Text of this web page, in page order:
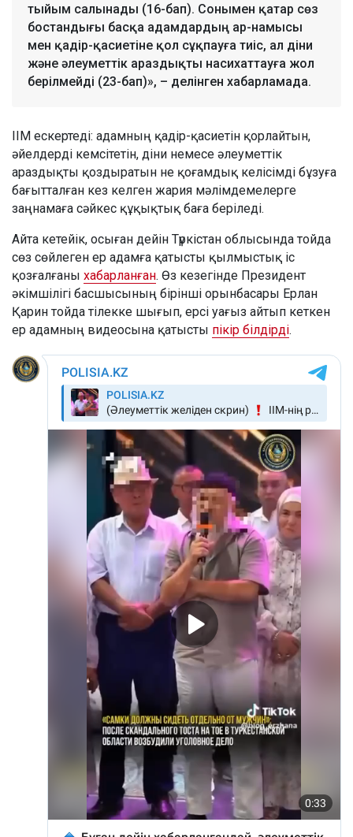
тыйым салынады (16-бап). Сонымен қатар сөз
бостандығы басқа адамдардың ар-намысы
мен қадір-қасиетіне қол сұқпауға тиіс, ал діни
және әлеуметтік араздықты насихаттауға жол
берілмейді (23-бап)», – делінген хабарламада.
ІІМ ескертеді: адамның қадір-қасиетін қорлайтын,
әйелдерді кемсітетін, діни немесе әлеуметтік
араздықты қоздыратын не қоғамдық келісімді бұзуға
бағытталған кез келген жария мәлімдемелерге
заңнамаға сәйкес құқықтық баға беріледі.
Айта кетейік, осыған дейін Түркістан облысында тойда
сөз сөйлеген ер адамға қатысты қылмыстық іс
қозғалғаны хабарланған. Өз кезегінде Президент
әкімшілігі басшысының бірінші орынбасары Ерлан
Қарин тойда тілекке шығып, ерсі уағыз айтып кеткен
ер адамның видеосына қатысты пікір білдірді.